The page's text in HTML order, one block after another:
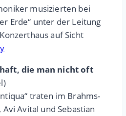
musizierten bei
Erde“ unter der Leitung
auf Sicht
die man nicht oft
traten im Brahms-
Avi Avital und Sebastian